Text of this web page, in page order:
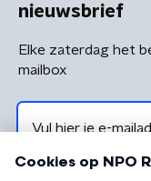
nieuwsbrief
Elke zaterdag het
mailbox